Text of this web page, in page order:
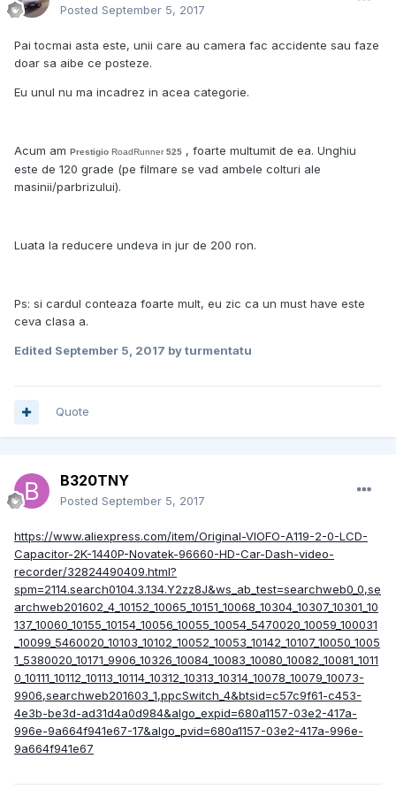
Posted September 5, 2017
Pai tocmai asta este, unii care au camera fac accidente sau faze
doar sa aibe ce posteze.
Eu unul nu ma incadrez in acea categorie.
Acum am Prestigio RoadRunner525 , foarte multumit de ea. Unghiu
este de 120 grade (pe filmare se vad ambele colturi ale
masinii/parbrizului).
Luata la reducere undeva in jur de 200 ron.
Ps: si cardul conteaza foarte mult, eu zic ca un must have este
ceva clasa a.
Edited September 5, 2017 by turmentatu
Quote
B320TNY
Posted September 5, 2017
https://www.aliexpress.com/item/Original-VIOFO-A119-2-0-LCD-
Capacitor-2K-1440P-Novatek-96660-HD-Car-Dash-video-
recorder/32824490409.html?
spm=2114.search0104.3.134.Y2zz8J&ws_ab_test=searchweb0_0,se
archweb201602_4_10152_10065_10151_10068_10304_10307_10301_10
137_10060_10155_10154_10056_10055_10054_5470020_10059_100031
_10099_5460020_10103_10102_10052_10053_10142_10107_10050_1005
1_5380020_10171_9906_10326_10084_10083_10080_10082_10081_1011
0_10111_10112_10113_10114_10312_10313_10314_10078_10079_10073-
9906,searchweb201603_1,ppcSwitch_4&btsid=c57c9f61-c453-
4e3b-be3d-ad31d4a0d984&algo_expid=680a1157-03e2-417a-
996e-9a664f941e67-17&algo_pvid=680a1157-03e2-417a-996e-
9a664f941e67